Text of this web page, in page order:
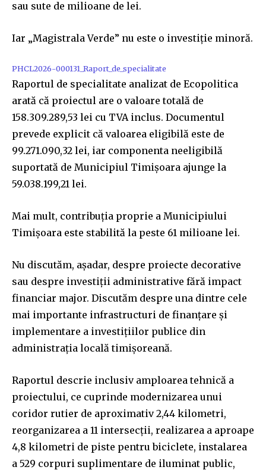
sau sute de milioane de lei.
Iar „Magistrala Verde” nu este o investiție minoră.
PHCL2026-000131_Raport_de_specialitate
Raportul de specialitate analizat de Ecopolitica
arată că proiectul are o valoare totală de
158.309.289,53 lei cu TVA inclus. Documentul
prevede explicit că valoarea eligibilă este de
99.271.090,32 lei, iar componenta neeligibilă
suportată de Municipiul Timișoara ajunge la
59.038.199,21 lei.
Mai mult, contribuția proprie a Municipiului
Timișoara este stabilită la peste 61 milioane lei.
Nu discutăm, așadar, despre proiecte decorative
sau despre investiții administrative fără impact
financiar major. Discutăm despre una dintre cele
mai importante infrastructuri de finanțare și
implementare a investițiilor publice din
administrația locală timișoreană.
Raportul descrie inclusiv amploarea tehnică a
proiectului, ce cuprinde modernizarea unui
coridor rutier de aproximativ 2,44 kilometri,
reorganizarea a 11 intersecții, realizarea a aproape
4,8 kilometri de piste pentru biciclete, instalarea
a 529 corpuri suplimentare de iluminat public,